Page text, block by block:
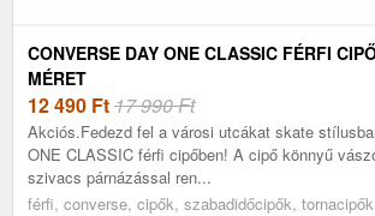
CONVERSE DAY ONE CLASSIC FÉRFI
MÉRET
12 490 Ft17 990 Ft
Akciós.Fedezd fel a városi utcákat skate
ONE CLASSIC férfi cipőben! A cipő könnyű
szivacs párnázással ren...
férfi, converse, cipők, szabadidőcipők,